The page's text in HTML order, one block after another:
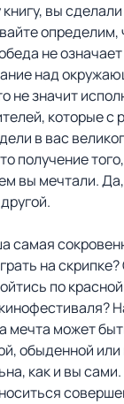
вы
определим,
не означает
над
не значит
которые с
в вас
получение
вы мечтали.
самая
на
по
мечта может
обыденной
как и вы